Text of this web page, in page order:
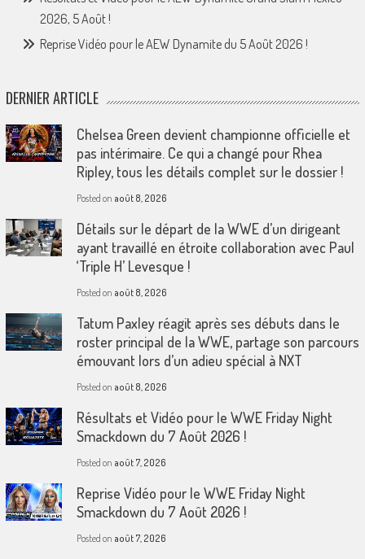
2026, 5 Août !
Reprise Vidéo pour le AEW Dynamite du 5 Août 2026 !
DERNIER ARTICLE
Chelsea Green devient championne officielle et
pas intérimaire. Ce qui a changé pour Rhea
Ripley, tous les détails complet sur le dossier !
Posted on août 8, 2026
Détails sur le départ de la WWE d’un dirigeant
ayant travaillé en étroite collaboration avec Paul
‘Triple H’ Levesque !
Posted on août 8, 2026
Tatum Paxley réagit après ses débuts dans le
roster principal de la WWE, partage son parcours
émouvant lors d’un adieu spécial à NXT
Posted on août 8, 2026
Résultats et Vidéo pour le WWE Friday Night
Smackdown du 7 Août 2026 !
Posted on août 7, 2026
Reprise Vidéo pour le WWE Friday Night
Smackdown du 7 Août 2026 !
Posted on août 7, 2026